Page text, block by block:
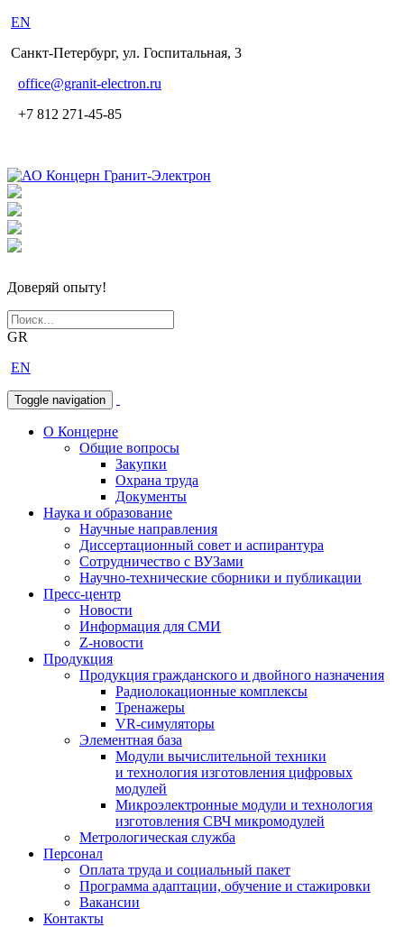
EN
Санкт-Петербург, ул. Госпитальная, 3
office@granit-electron.ru
+7 812 271-45-85
Доверяй опыту!
GR
EN
Toggle navigation
О Концерне
Общие вопросы
Закупки
Охрана труда
Документы
Наука и образование
Научные направления
Диссертационный совет и аспирантура
Сотрудничество с ВУЗами
Научно-технические сборники и публикации
Пресс-центр
Новости
Информация для СМИ
Z-новости
Продукция
Продукция гражданского и двойного назначения
Радиолокационные комплексы
Тренажеры
VR-симуляторы
Элементная база
Модули вычислительной техники
и технология изготовления цифровых
модулей
Микроэлектронные модули и технология
изготовления СВЧ микромодулей
Метрологическая служба
Персонал
Оплата труда и социальный пакет
Программа адаптации, обучение и стажировки
Вакансии
Контакты